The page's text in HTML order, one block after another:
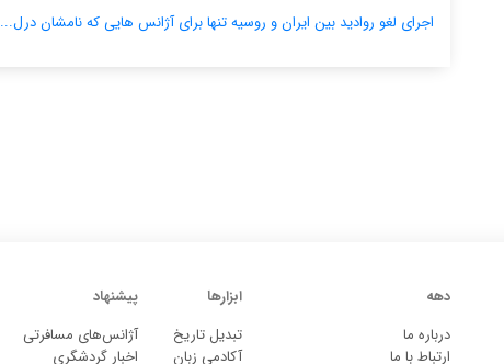
اجرای لغو روادید بین ایران و روسیه تنها برای آژانس‌ هایی که نامشان درل...
دهه
درباره ما
ارتباط با ما
ابزارها
تبدیل تاریخ
آکادمی زبان
پیشنهاد
آژانس‌های مسافرتی
اخبار گردشگری